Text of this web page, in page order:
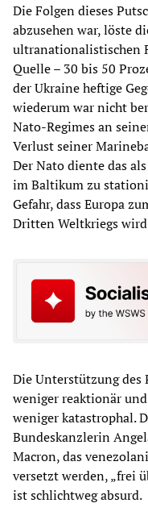
Die Folgen dieses
abzusehen war, löste
ultranationalistischen
Quelle – 30 bis 50
der Ukraine heftige
wiederum war nicht
Nato-Regimes an
Verlust seiner
Der Nato diente das
im Baltikum zu
Gefahr, dass Europa
Dritten Weltkriegs
Die Unterstützung des
weniger reaktionär
weniger katastrophal.
Bundeskanzlerin
Macron, das
versetzt werden, „frei
ist schlichtweg absurd.